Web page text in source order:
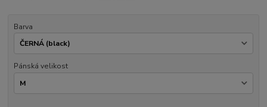
Barva
Pánská velikost